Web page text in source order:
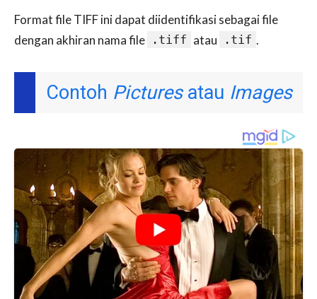
Format file TIFF ini dapat diidentifikasi sebagai file
dengan akhiran nama file
.tiff atau .tif .
Contoh Picturesatau Images